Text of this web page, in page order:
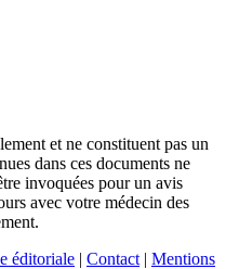
et ne constituent pas un
dans ces documents ne
invoquées pour un avis
avec votre médecin des
éditoriale Contact| Mentions